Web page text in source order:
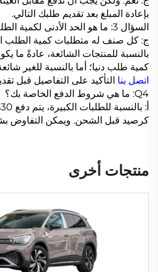
بإعادة المبلغ بعد تقديم طلبك التالي.
السؤال 3: ما هو الحد الأدنى لكمية الطلب (MOQ) الخاص بك؟
بالنسبة للمنتجات الشائعة، عادةً ما
كمية طلب دنيا؛ أما بالنسبة للغير
اتصل بنا التأكيد على التفاصيل قبل
Q4: ما هي شروط الدفع الخاصة بك؟
كرصيد قبل الشحن. ويمكن التفاوض
منتجات أخرى